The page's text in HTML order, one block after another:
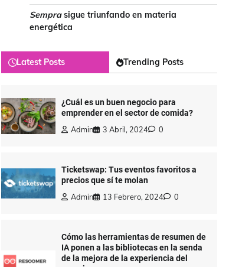
Semprasigue triunfando en materia
energética
Latest Posts Trending Posts
¿Cuál es un buen negocio para
emprender en el sector de comida?
Admin
3 Abril, 2024 0
Ticketswap: Tus eventos favoritos a
precios que sí te molan
Admin
13 Febrero, 2024 0
Cómo las herramientas de resumen de
IA ponen a las bibliotecas en la senda
de la mejora de la experiencia del